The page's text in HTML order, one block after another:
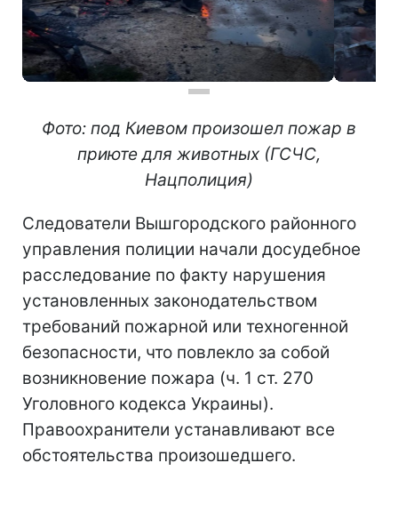
Фото: под Киевом произошел пожар в
приюте для животных (ГСЧС,
Нацполиция)
Следователи Вышгородского районного
управления полиции начали досудебное
расследование по факту нарушения
установленных законодательством
требований пожарной или техногенной
безопасности, что повлекло за собой
возникновение пожара (ч. 1 ст. 270
Уголовного кодекса Украины).
Правоохранители устанавливают все
обстоятельства произошедшего.